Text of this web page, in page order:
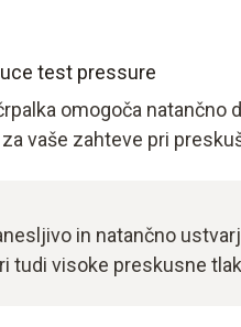
test pressure
omogoča natančno
vaše zahteve pri
in natančno
tudi visoke preskusne